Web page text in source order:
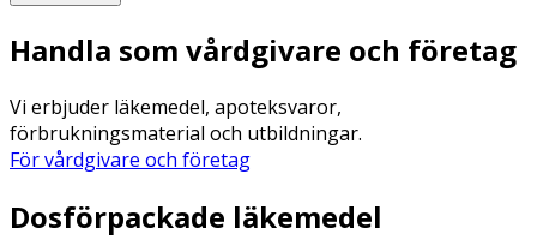
Handla som vårdgivare och företag
Vi erbjuder läkemedel, apoteksvaror,
förbrukningsmaterial och utbildningar.
För vårdgivare och företag
Dosförpackade läkemedel